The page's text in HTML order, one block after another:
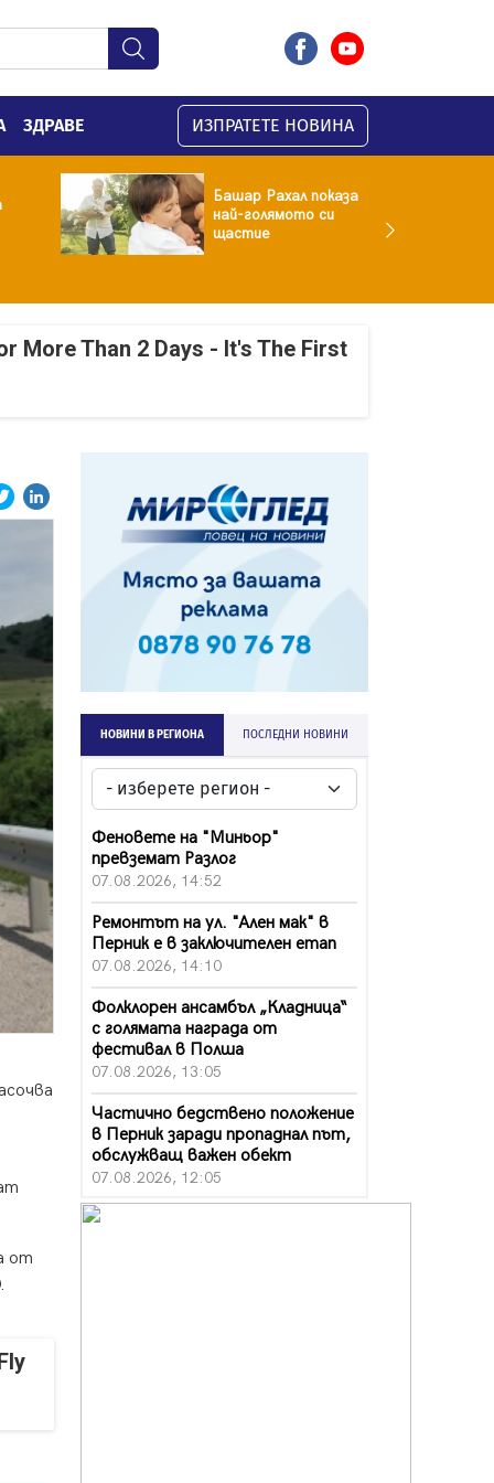
ЗДРАВЕ ИЗПРАТЕТЕ НОВИНА
Башар Рахал показа
най-голямото си
щастие
More Than 2 Days - It's The First
от
НОВИНИ В РЕГИОНА ПОСЛЕДНИ НОВИНИ
Феновете на "Миньор"
превземат Разлог
07.08.2026, 14:52
Ремонтът на ул. "Ален мак" в
Перник е в заключителен етап
07.08.2026, 14:10
Фолклорен ансамбъл „Кладница“
с голямата награда от
фестивал в Полша
07.08.2026, 13:05
Частично бедствено положение
в Перник заради пропаднал път,
обслужващ важен обект
07.08.2026, 12:05
Да отговорим на жегите с филм